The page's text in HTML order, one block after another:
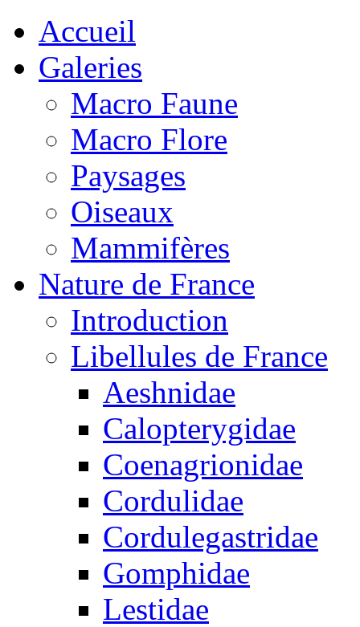
Accueil
Galeries
Macro Faune
Macro Flore
Paysages
Oiseaux
Mammifères
Nature de France
Introduction
Libellules de France
Aeshnidae
Calopterygidae
Coenagrionidae
Cordulidae
Cordulegastridae
Gomphidae
Lestidae